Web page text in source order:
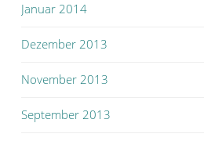
Januar 2014
Dezember 2013
November 2013
September 2013